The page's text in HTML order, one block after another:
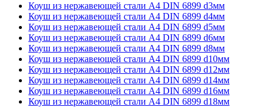
Коуш из нержавеющей стали А4 DIN 6899 d3мм
Коуш из нержавеющей стали А4 DIN 6899 d4мм
Коуш из нержавеющей стали А4 DIN 6899 d5мм
Коуш из нержавеющей стали А4 DIN 6899 d6мм
Коуш из нержавеющей стали А4 DIN 6899 d8мм
Коуш из нержавеющей стали А4 DIN 6899 d10мм
Коуш из нержавеющей стали А4 DIN 6899 d12мм
Коуш из нержавеющей стали А4 DIN 6899 d14мм
Коуш из нержавеющей стали А4 DIN 6899 d16мм
Коуш из нержавеющей стали А4 DIN 6899 d18мм